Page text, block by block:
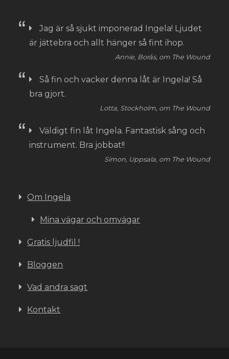
Jag är så sjukt imponerad Ingela! Ljudet
är jättebra och allt hänger så fint ihop.
Annie, Borås, om The Wound
Så fin och vacker denna låt är Ingela! Så
bra gjort.
Lotta, Stockholm, om The Wound
Väldigt fin låt Ingela. Fantastisk sång och
instrument. Bra jobbat!!
Simon, Uppsala, om The Wound
Om Ingela
Mina vägar och omvägar
Gratis ljudfil !
Bloggen
Vad andra sagt
Kontakt